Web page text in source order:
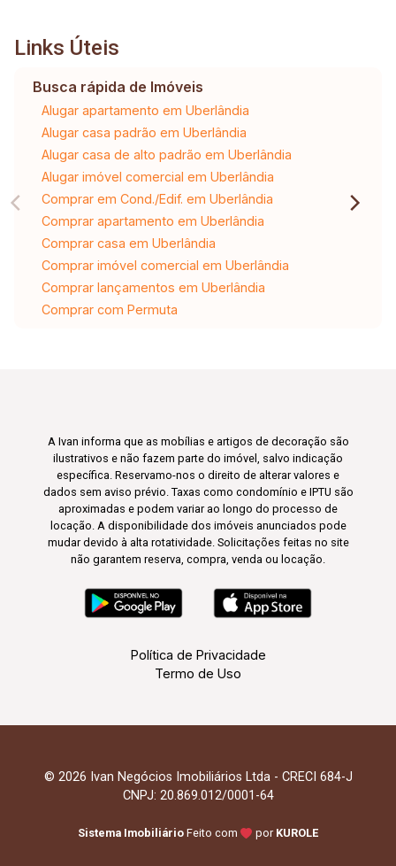
Links Úteis
Busca rápida de Imóveis
Alugar apartamento em Uberlândia
Alugar casa padrão em Uberlândia
Alugar casa de alto padrão em Uberlândia
Alugar imóvel comercial em Uberlândia
Comprar em Cond./Edif. em Uberlândia
Comprar apartamento em Uberlândia
Comprar casa em Uberlândia
Comprar imóvel comercial em Uberlândia
Comprar lançamentos em Uberlândia
Comprar com Permuta
A Ivan informa que as mobílias e artigos de decoração são
ilustrativos e não fazem parte do imóvel, salvo indicação
específica. Reservamo-nos o direito de alterar valores e
dados sem aviso prévio. Taxas como condomínio e IPTU são
aproximadas e podem variar ao longo do processo de
locação. A disponibilidade dos imóveis anunciados pode
mudar devido à alta rotatividade. Solicitações feitas no site
não garantem reserva, compra, venda ou locação.
Política de Privacidade
Termo de Uso
© 2026 Ivan Negócios Imobiliários Ltda - CRECI 684-J
CNPJ: 20.869.012/0001-64
Sistema Imobiliário Feito com por KUROLE